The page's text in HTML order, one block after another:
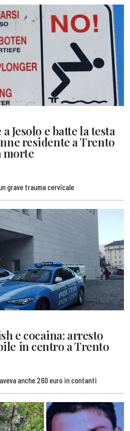
Jesolo e batte la testa
residente a Trento
morte
grave trauma cervicale
e cocaina: arresto
in centro a Trento
anche 260 euro in contanti